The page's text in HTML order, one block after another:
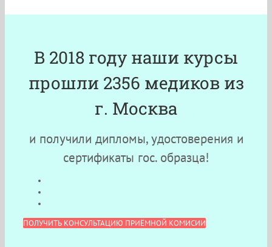
В 2018 году наши курсы
прошли 2356 медиков из
г. Москва
и получили дипломы, удостоверения и
сертификаты гос. образца!
ПОЛУЧИТЬ КОНСУЛЬТАЦИЮ ПРИЁМНОЙ КОМИСИИ